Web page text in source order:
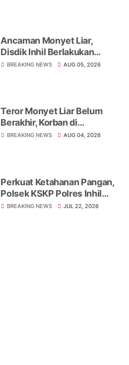
Ancaman Monyet Liar,
Disdik Inhil Berlakukan
Belajar dari Rumah di
BREAKING NEWS AUG 05, 2026
Teror Monyet Liar Belum
Berakhir, Korban di
Tembilahan Terus
BREAKING NEWS AUG 04, 2026
Perkuat Ketahanan Pangan,
Polsek KSKP Polres Inhil
Turun Langsung Dampingi
BREAKING NEWS JUL 22, 2026